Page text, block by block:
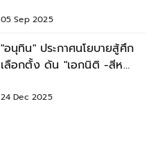
05 Sep 2025
"อนุทิน" ประกาศนโยบายสู้ศึก
เลือกตั้ง ดัน "เอกนิติ -สีห
24 Dec 2025